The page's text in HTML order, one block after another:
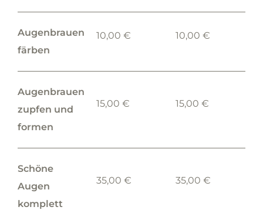
Augenbrauen
färben
10,00 € 10,00 €
Augenbrauen
zupfen und
formen
15,00 € 15,00 €
Schöne
Augen
komplett
35,00 € 35,00 €